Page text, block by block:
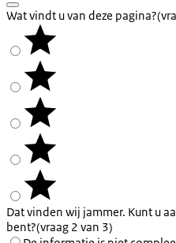
Wat vindt u van deze pagina?
Dat vinden wij jammer. Kunt u
bent?(vraag 2 van 3)